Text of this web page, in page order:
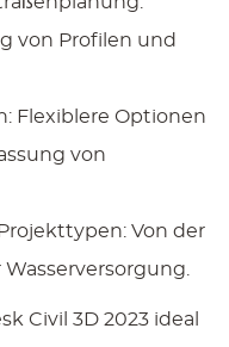
von Profilen und
: Flexiblere Optionen
von
: Von der
Civil 3D 2023 ideal